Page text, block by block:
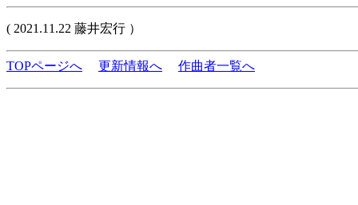
( 2021.11.22 藤井宏行 ）
TOPページへ 更新情報へ 作曲者一覧へ